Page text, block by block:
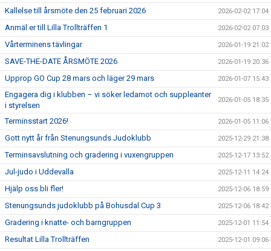
Kallelse till årsmöte den 25 februari 2026 2026-02-02 17:04
Anmäl er till Lilla Trollträffen 1 2026-02-02 07:03
Vårterminens tävlingar 2026-01-19 21:02
SAVE-THE-DATE ÅRSMÖTE 2026 2026-01-19 20:36
Upprop GO Cup 28 mars och läger 29 mars 2026-01-07 15:43
Engagera dig i klubben – vi söker ledamot och suppleanter
i styrelsen
2026-01-05 18:35
Terminsstart 2026! 2026-01-05 11:06
Gott nytt år från Stenungsunds Judoklubb 2025-12-29 21:38
Terminsavslutning och gradering i vuxengruppen 2025-12-17 13:52
Jul-judo i Uddevalla 2025-12-11 14:24
Hjälp oss bli fler! 2025-12-06 18:59
Stenungsunds judoklubb på Bohusdal Cup 3 2025-12-06 18:42
Gradering i knatte- och barngruppen 2025-12-01 11:54
Resultat Lilla Trollträffen 2025-12-01 09:06